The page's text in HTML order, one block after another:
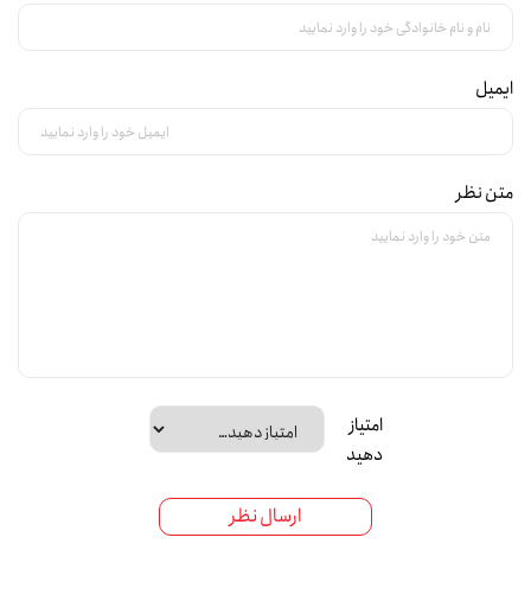
ایمیل
متن نظر
امتیاز
دهید
ارسال نظر